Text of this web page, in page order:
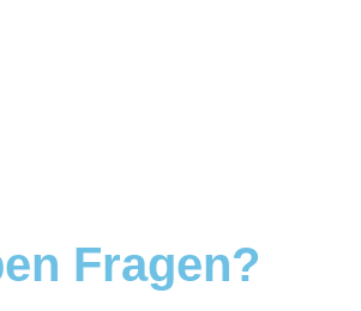
Fragen?